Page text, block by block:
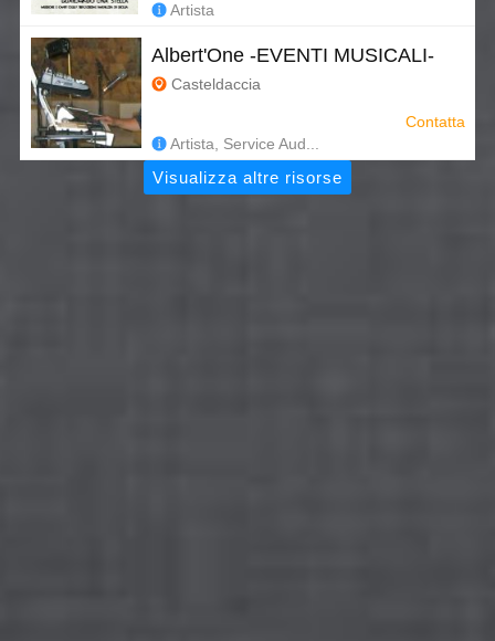
Artista
Albert'One -EVENTI MUSICALI-
Casteldaccia
Artista, Service Aud...
Contatta